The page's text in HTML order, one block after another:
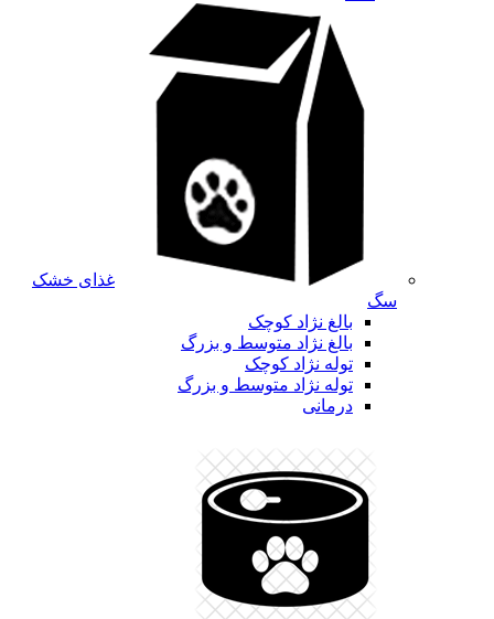
غذای خشک
سگ
بالغ نژاد کوچک
بالغ نژاد متوسط و بزرگ
توله نژاد کوچک
توله نژاد متوسط و بزرگ
درمانی